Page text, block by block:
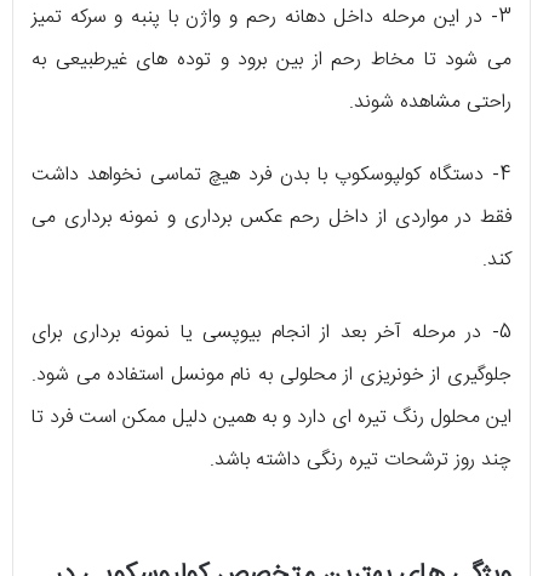
3- در این مرحله داخل دهانه رحم و واژن با پنبه و سرکه تمیز
می شود تا مخاط رحم از بین برود و توده های غیرطبیعی به
راحتی مشاهده شوند.
4- دستگاه کولپوسکوپ با بدن فرد هیچ تماسی نخواهد داشت
فقط در مواردی از داخل رحم عکس برداری و نمونه برداری می
کند.
5- در مرحله آخر بعد از انجام بیوپسی یا نمونه برداری برای
جلوگیری از خونریزی از محلولی به نام مونسل استفاده می شود.
این محلول رنگ تیره ای دارد و به همین دلیل ممکن است فرد تا
چند روز ترشحات تیره رنگی داشته باشد.